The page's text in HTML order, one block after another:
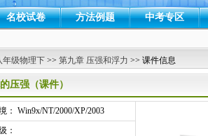
名校试卷 方法例题 中考专区
年级物理下 >> 第九章 压强和浮力 >> 课件信息
压强（课件）
： Win9x/NT/2000/XP/2003
：